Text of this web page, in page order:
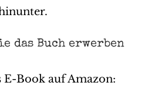
das Buch erwerben
E-Book auf Amazon: